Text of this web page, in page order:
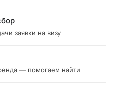
заявки на визу
— помогаем найти